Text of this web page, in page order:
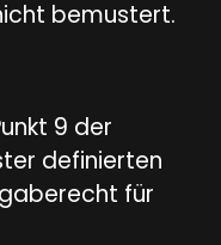
bemustert.
9 der
definierten
für